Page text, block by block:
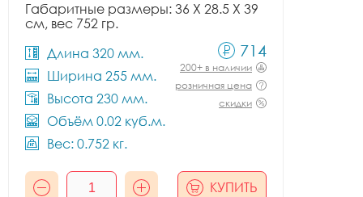
Габаритные размеры: 36 X 28.5 X 39
см, вес 752 гр.
Длина 320 мм.
Ширина 255 мм.
Высота 230 мм.
Объём 0.02 куб.м.
Вес: 0.752 кг.
714
200+ в наличии
розничная цена
скидки
КУПИТЬ